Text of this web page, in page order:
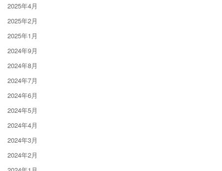
2025年4月
2025年2月
2025年1月
2024年9月
2024年8月
2024年7月
2024年6月
2024年5月
2024年4月
2024年3月
2024年2月